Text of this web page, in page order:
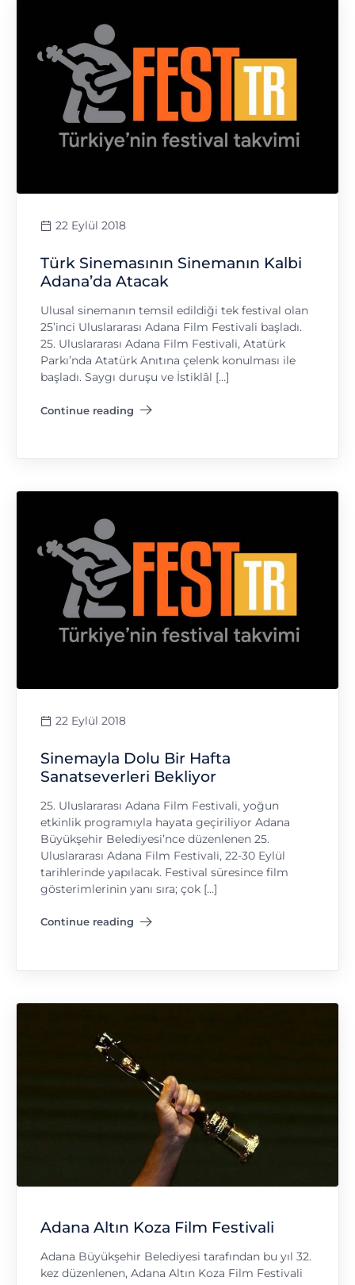
22 Eylül 2018
Türk Sinemasının Sinemanın Kalbi
Adana’da Atacak
Ulusal sinemanın temsil edildiği tek festival olan
25’inci Uluslararası Adana Film Festivali başladı.
25. Uluslararası Adana Film Festivali, Atatürk
Parkı’nda Atatürk Anıtına çelenk konulması ile
başladı. Saygı duruşu ve İstiklâl […]
Continue reading
"Türk Sinemasının Sinemanın Kalbi Adana’da Atacak"
22 Eylül 2018
Sinemayla Dolu Bir Hafta
Sanatseverleri Bekliyor
25. Uluslararası Adana Film Festivali, yoğun
etkinlik programıyla hayata geçiriliyor Adana
Büyükşehir Belediyesi’nce düzenlenen 25.
Uluslararası Adana Film Festivali, 22-30 Eylül
tarihlerinde yapılacak. Festival süresince film
gösterimlerinin yanı sıra; çok […]
Continue reading
"Sinemayla Dolu Bir Hafta Sanatseverleri Bekliyor"
Adana Altın Koza Film Festivali
Adana Büyükşehir Belediyesi tarafından bu yıl 32.
kez düzenlenen, Adana Altın Koza Film Festivali